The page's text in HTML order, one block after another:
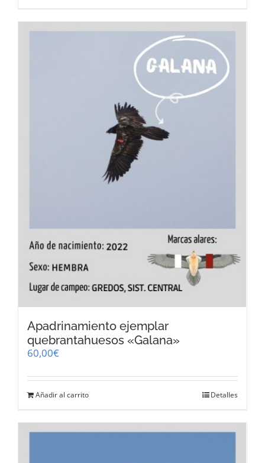
Apadrinamiento ejemplar
quebrantahuesos «Galana»
60,00€
Añadir al carrito Detalles